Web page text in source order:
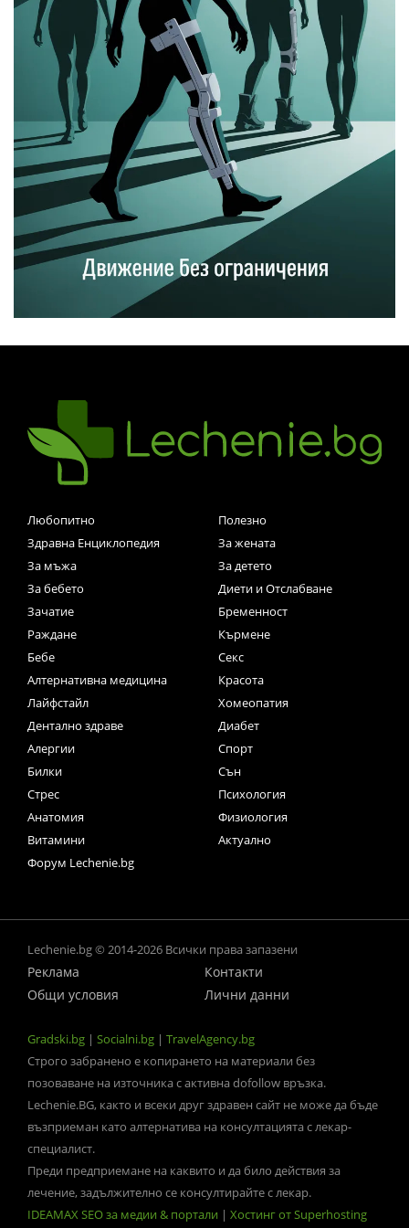
Любопитно
Полезно
Здравна Енциклопедия
За жената
За мъжа
За детето
За бебето
Диети и Отслабване
Зачатие
Бременност
Раждане
Кърмене
Бебе
Секс
Алтернативна медицина
Красота
Лайфстайл
Хомеопатия
Дентално здраве
Диабет
Алергии
Спорт
Билки
Сън
Стрес
Психология
Анатомия
Физиология
Витамини
Актуално
Форум Lechenie.bg
Lechenie.bg © 2014-2026 Всички права запазени
Реклама
Контакти
Общи условия
Лични данни
Gradski.bg | Socialni.bg | TravelAgency.bg
Строго забранено е копирането на материали без
позоваване на източника с активна dofollow връзка.
Lechenie.BG, както и всеки друг здравен сайт не може да бъде
възприеман като алтернатива на консултацията с лекар-
специалист.
Преди предприемане на каквито и да било действия за
лечение, задължително се консултирайте с лекар.
IDEAMAX SEO за медии & портали | Хостинг от Superhosting